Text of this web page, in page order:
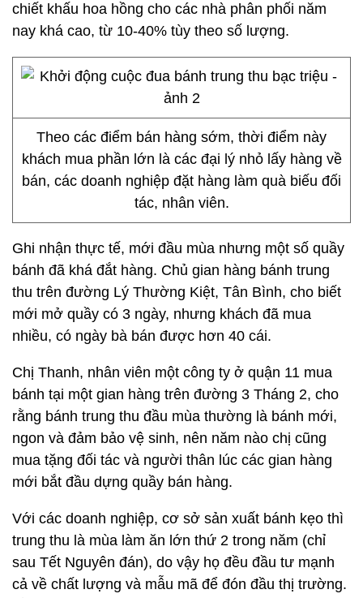
chiết khấu hoa hồng cho các nhà phân phối năm
nay khá cao, từ 10-40% tùy theo số lượng.
Theo các điểm bán hàng sớm, thời điểm này
khách mua phần lớn là các đại lý nhỏ lấy hàng về
bán, các doanh nghiệp đặt hàng làm quà biếu đối
tác, nhân viên.
Ghi nhận thực tế, mới đầu mùa nhưng một số quầy
bánh đã khá đắt hàng. Chủ gian hàng bánh trung
thu trên đường Lý Thường Kiệt, Tân Bình, cho biết
mới mở quầy có 3 ngày, nhưng khách đã mua
nhiều, có ngày bà bán được hơn 40 cái.
Chị Thanh, nhân viên một công ty ở quận 11 mua
bánh tại một gian hàng trên đường 3 Tháng 2, cho
rằng bánh trung thu đầu mùa thường là bánh mới,
ngon và đảm bảo vệ sinh, nên năm nào chị cũng
mua tặng đối tác và người thân lúc các gian hàng
mới bắt đầu dựng quầy bán hàng.
Với các doanh nghiệp, cơ sở sản xuất bánh kẹo thì
trung thu là mùa làm ăn lớn thứ 2 trong năm (chỉ
sau Tết Nguyên đán), do vậy họ đều đầu tư mạnh
cả về chất lượng và mẫu mã để đón đầu thị trường.